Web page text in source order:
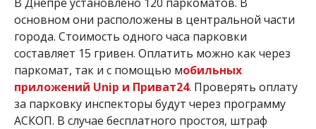
основном они расположены в центральной части
города. Стоимость одного часа парковки
составляет 15 гривен. Оплатить можно как через
паркомат, так и с помощью мобильных
приложений Unip и Приват24. Проверять оплату
за парковку инспекторы будут через программу
АСКОП. В случае бесплатного простоя, штраф